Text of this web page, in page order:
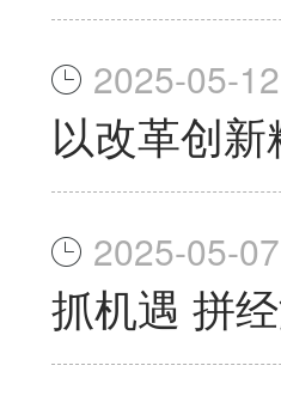
2025-05-12
以改革创
2025-05-07
抓机遇 拼